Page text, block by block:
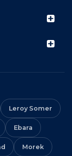
Leroy Somer
Ebara
Morek